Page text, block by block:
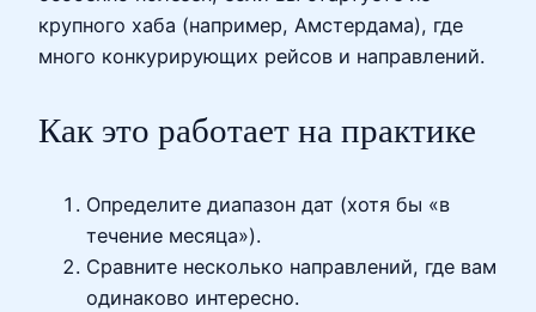
крупного хаба (например, Амстердама), где
много конкурирующих рейсов и направлений.
Как это работает на практике
Определите диапазон дат (хотя бы «в
течение месяца»).
Сравните несколько направлений, где вам
одинаково интересно.